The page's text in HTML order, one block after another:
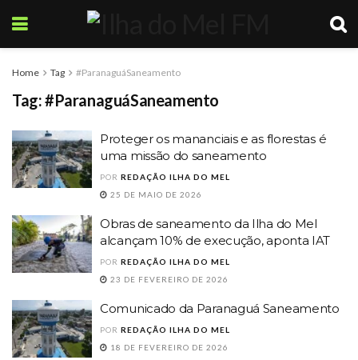
Home Tag #ParanaguáSaneamento
Tag:#ParanaguáSaneamento
Proteger os mananciais e as florestas é
uma missão do saneamento
POR REDAÇÃO ILHA DO MEL
25 DE MAIO DE 2026
Obras de saneamento da Ilha do Mel
alcançam 10% de execução, aponta IAT
POR REDAÇÃO ILHA DO MEL
23 DE FEVEREIRO DE 2026
Comunicado da Paranaguá Saneamento
POR REDAÇÃO ILHA DO MEL
18 DE FEVEREIRO DE 2026